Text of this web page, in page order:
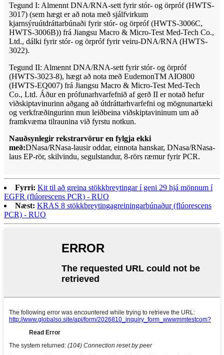
Tegund I: Almennt DNA/RNA-sett fyrir stór- og örpróf (HWTS-
3017) (sem hægt er að nota með sjálfvirkum
kjarnsýruútdráttarbúnaði fyrir stór- og örpróf (HWTS-3006C,
HWTS-3006B)) frá Jiangsu Macro & Micro-Test Med-Tech Co.,
Ltd., dálki fyrir stór- og örpróf fyrir veiru-DNA/RNA (HWTS-
3022).
Tegund II: Almennt DNA/RNA-sett fyrir stór- og örpróf
(HWTS-3023-8), hægt að nota með EudemonTM AIO800
(HWTS-EQ007) frá Jiangsu Macro & Micro-Test Med-Tech
Co., Ltd. Áður en prófunarhvarfefnið af gerð II er notað hefur
viðskiptavinurinn aðgang að útdráttarhvarfefni og mögnunartæki
og verkfræðingurinn mun leiðbeina viðskiptavininum um að
framkvæma tilraunina við fyrstu notkun.
Nauðsynlegir rekstrarvörur en fylgja ekki
með:DNasa/RNasa-lausir oddar, einnota hanskar, DNasa/RNasa-
laus EP-rör, skilvindu, segulstandur, 8-rörs ræmur fyrir PCR.
Fyrri: Kit til að greina stökkbreytingar í geni 29 hjá mönnum í
EGFR (flúorescens PCR) - RUO
Næst: KRAS 8 stökkbreytingagreiningarbúnaður (flúorescens
PCR) - RUO